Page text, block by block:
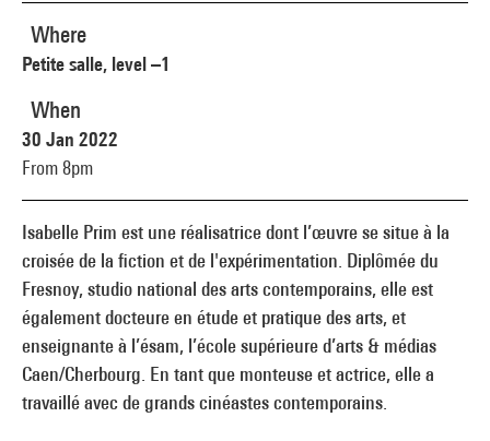
Isabelle Prim est une réalisatrice dont l’œuvre se situe à la
croisée de la fiction et de l'expérimentation. Diplômée du
Fresnoy, studio national des arts contemporains, elle est
également docteure en étude et pratique des arts, et
enseignante à l’ésam, l’école supérieure d’arts & médias
Caen/Cherbourg. En tant que monteuse et actrice, elle a
travaillé avec de grands cinéastes contemporains.
Where
Petite salle, level –1
When
30 Jan 2022
From 8pm